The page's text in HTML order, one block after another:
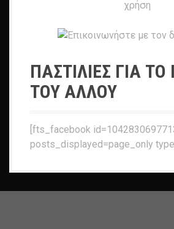
ΠΑΣΤΙΛΙΕΣ ΓΙΑ ΤΟ
ΤΟΥ ΑΛΛΟΥ
[fts_facebook
posts_displayed=page_only